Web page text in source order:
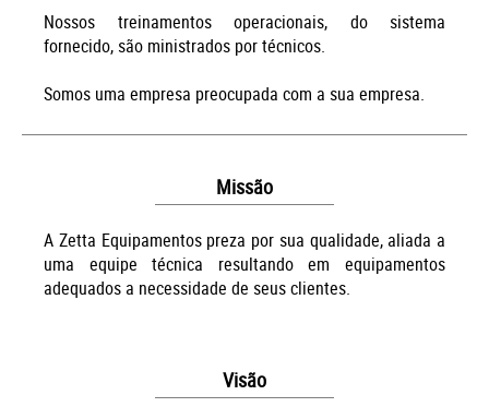
Nossos treinamentos operacionais, do sistema
fornecido, são ministrados por técnicos.
Somos uma empresa preocupada com a sua empresa.
Missão
A Zetta Equipamentos preza por sua qualidade, aliada a
uma equipe técnica resultando em equipamentos
adequados a necessidade de seus clientes.
Visão